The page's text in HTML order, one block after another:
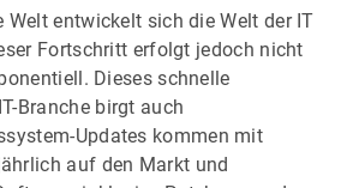
Welt entwickelt sich die Welt der IT
Fortschritt erfolgt jedoch nicht
Dieses schnelle
Branche birgt auch
Updates kommen mit
auf den Markt und